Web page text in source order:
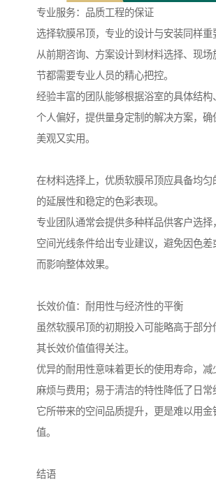
专业服务：品质工程的保证
选择软膜吊顶，专业的设计与安装同样重
从前期咨询、方案设计到材料选择、现场
节都需要专业人员的精心把控。
经验丰富的团队能够根据浴室的具体结构
个人偏好，提供量身定制的解决方案，确
美观又实用。
在材料选择上，优质软膜吊顶应具备均匀
的延展性和稳定的色彩表现。
专业团队通常会提供多种样品供客户选择
空间光线条件给出专业建议，避免因色差
而影响整体效果。
长效价值：耐用性与经济性的平衡
虽然软膜吊顶的初期投入可能略高于部分
其长效价值值得关注。
优异的耐用性意味着更长的使用寿命，减
麻烦与费用；易于清洁的特性降低了日常
它所带来的空间品质提升，更是难以用金
值。
结语